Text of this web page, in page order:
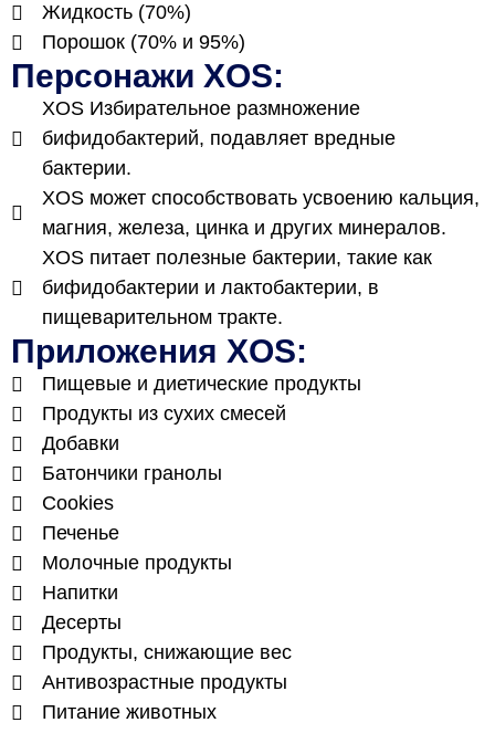
Жидкость (70%)
Порошок (70% и 95%)
Персонажи XOS:
XOS Избирательное размножение
бифидобактерий, подавляет вредные
бактерии.
XOS может способствовать усвоению кальция,
магния, железа, цинка и других минералов.
XOS питает полезные бактерии, такие как
бифидобактерии и лактобактерии, в
пищеварительном тракте.
Приложения XOS:
Пищевые и диетические продукты
Продукты из сухих смесей
Добавки
Батончики гранолы
Cookies
Печенье
Молочные продукты
Напитки
Десерты
Продукты, снижающие вес
Антивозрастные продукты
Питание животных